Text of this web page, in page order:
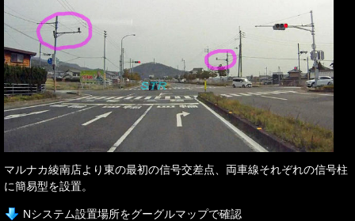
マルナカ綾南店より東の最初の信号交差点、両車線それぞれの信号柱
に簡易型を設置。
Nシステム設置場所をグーグルマップで確認